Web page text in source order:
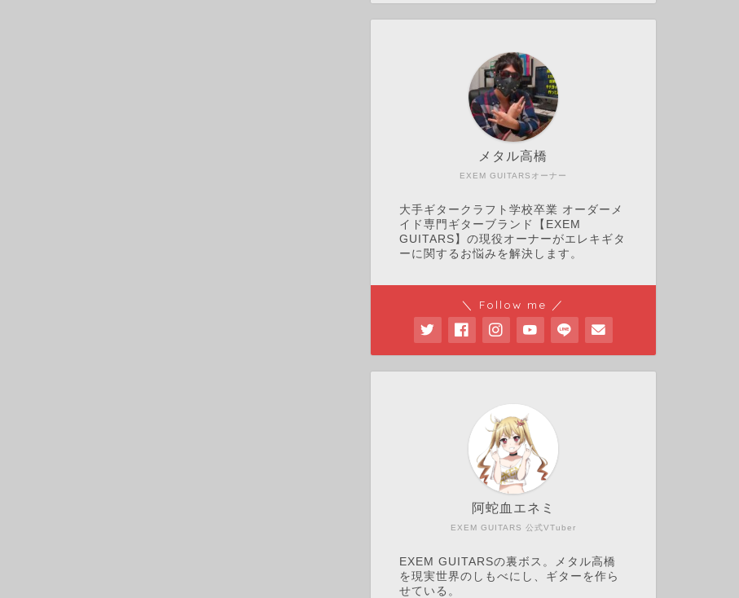
EXEM GUITARSオーナー
メタル高橋
大手ギタークラフト学校卒業 オーダーメ
イド専門ギターブランド【EXEM
GUITARS】の現役オーナーがエレキギタ
ーに関するお悩みを解決します。
＼ Follow me ／
EXEM GUITARS 公式VTuber
阿蛇血エネミ
EXEM GUITARSの裏ボス。メタル高橋
を現実世界のしもべにし、ギターを作ら
せている。